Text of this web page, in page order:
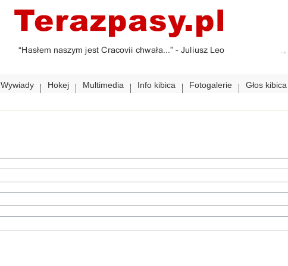
Wywiady Hokej Multimedia Info kibica Fotogalerie Głos kibica